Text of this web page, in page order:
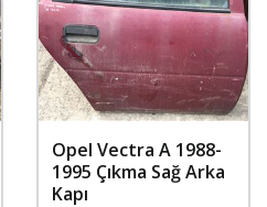
Opel Vectra A 1988-
1995 Çıkma Sağ Arka
Kapı